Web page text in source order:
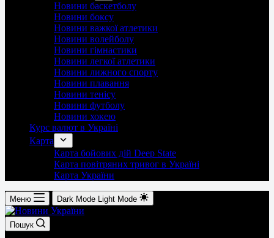
Новини баскетболу
Новини боксу
Новини важкої атлетики
Новини волейболу
Новини гімнастики
Новини легкої атлетики
Новини лижного спорту
Новини плавання
Новини тенісу
Новини футболу
Новини хокею
Курс валют в Україні
Карта
Карта бойових дій Deep State
Карта повітряних тривог в Україні
Карта України
Меню Dark Mode Light Mode
Пошук